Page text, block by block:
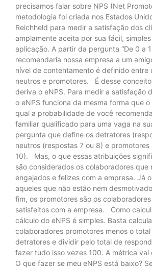
precisamos falar sobre NPS (Net
metodologia foi criada nos Estados
Reichheld para medir a satisfação dos
amplamente aceita por sua fácil,
aplicação. A partir da pergunta “De 0 a
recomendaria nossa empresa a um
nível de contentamento é definido entre
neutros e promotores. É desse
deriva o eNPS. Para medir a satisfação
o eNPS funciona da mesma forma que o
qual a probabilidade de você
familiar qualificado para uma vaga na
pergunta que define os detratores
neutros (respostas 7 ou 8) e promotores
10). Mas, o que essas atribuições
são considerados os colaboradores que
engajados e felizes com a empresa. Já
aqueles que não estão nem
fim, os promotores são os
satisfeitos com a empresa. Como
cálculo do eNPS é simples. Basta
colaboradores promotores menos o
detratores e dividir pelo total de
fazer tudo isso vezes 100. A métrica
O que fazer se meu eNPS está baixo?